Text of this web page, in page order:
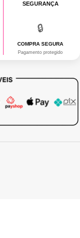
SEGURANÇA
🔒
COMPRA SEGURA
Pagamento protegido